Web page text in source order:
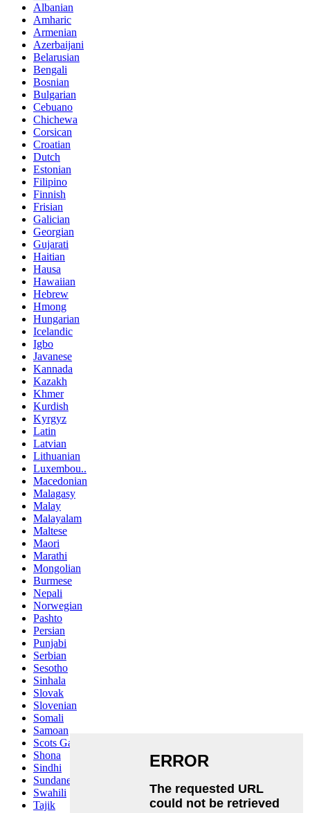
Albanian
Amharic
Armenian
Azerbaijani
Belarusian
Bengali
Bosnian
Bulgarian
Cebuano
Chichewa
Corsican
Croatian
Dutch
Estonian
Filipino
Finnish
Frisian
Galician
Georgian
Gujarati
Haitian
Hausa
Hawaiian
Hebrew
Hmong
Hungarian
Icelandic
Igbo
Javanese
Kannada
Kazakh
Khmer
Kurdish
Kyrgyz
Latin
Latvian
Lithuanian
Luxembou..
Macedonian
Malagasy
Malay
Malayalam
Maltese
Maori
Marathi
Mongolian
Burmese
Nepali
Norwegian
Pashto
Persian
Punjabi
Serbian
Sesotho
Sinhala
Slovak
Slovenian
Somali
Samoan
Scots Gaelic
Shona
Sindhi
Sundanese
Swahili
Tajik